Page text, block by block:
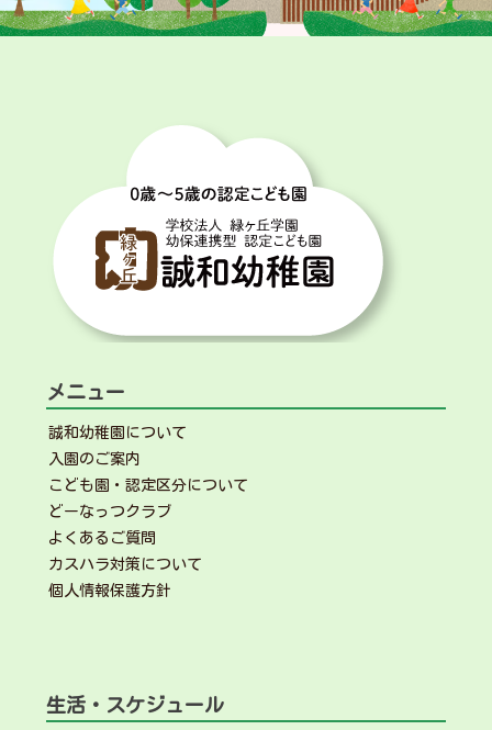
ビ
メニュー
誠和幼稚園について
入園のご案内
こども園・認定区分について
どーなっつクラブ
よくあるご質問
カスハラ対策について
個人情報保護方針
生活・スケジュール